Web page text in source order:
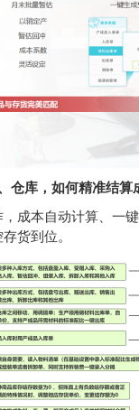
仓库，如何精准结算
成本自动计算、一
货到位。